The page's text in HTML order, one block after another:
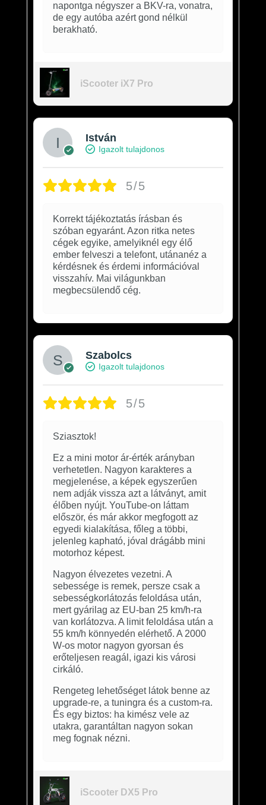
napontga négyszer a BKV-ra, vonatra,
de egy autóba azért gond nélkül
berakható.
iScooter iX7 Pro
István
Igazolt tulajdonos
5/5
Korrekt tájékoztatás írásban és
szóban egyaránt. Azon ritka netes
cégek egyike, amelyiknél egy élő
ember felveszi a telefont, utánanéz a
kérdésnek és érdemi információval
visszahív. Mai világunkban
megbecsülendő cég.
Szabolcs
Igazolt tulajdonos
5/5
Sziasztok!
Ez a mini motor ár-érték arányban
verhetetlen. Nagyon karakteres a
megjelenése, a képek egyszerűen
nem adják vissza azt a látványt, amit
élőben nyújt. YouTube-on láttam
először, és már akkor megfogott az
egyedi kialakítása, főleg a többi,
jelenleg kapható, jóval drágább mini
motorhoz képest.
Nagyon élvezetes vezetni. A
sebessége is remek, persze csak a
sebességkorlátozás feloldása után,
mert gyárilag az EU-ban 25 km/h-ra
van korlátozva. A limit feloldása után a
55 km/h könnyedén elérhető. A 2000
W-os motor nagyon gyorsan és
erőteljesen reagál, igazi kis városi
cirkáló.
Rengeteg lehetőséget látok benne az
upgrade-re, a tuningra és a custom-ra.
És egy biztos: ha kimész vele az
utakra, garantáltan nagyon sokan
meg fognak nézni.
iScooter DX5 Pro